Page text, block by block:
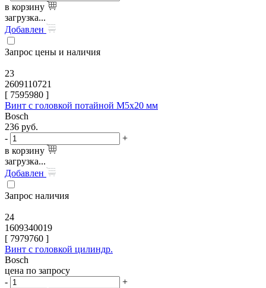
в корзину
загрузка...
Добавлен
Запрос цены и наличия
23
2609110721
[ 7595980 ]
Винт с головкой потайной M5x20 мм
Bosch
236 руб.
-
+
в корзину
загрузка...
Добавлен
Запрос наличия
24
1609340019
[ 7979760 ]
Винт с головкой цилиндр.
Bosch
цена по запросу
-
+